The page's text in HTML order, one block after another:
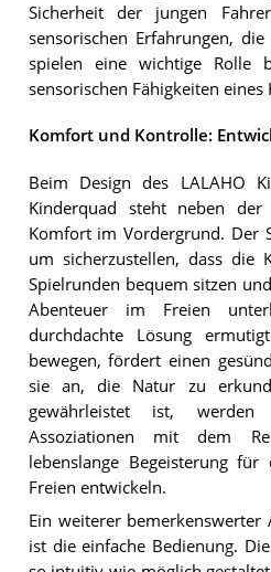
Sicherheit der jungen
sensorischen Erfahrungen,
spielen eine wichtige Rolle
sensorischen Fähigkeiten eines
Komfort und Kontrolle:
Beim Design des LALAHO
Kinderquad steht neben
Komfort im Vordergrund. Der
um sicherzustellen, dass die
Spielrunden bequem sitzen
Abenteuer im Freien
durchdachte Lösung
bewegen, fördert einen
sie an, die Natur zu
gewährleistet ist,
Assoziationen mit dem
lebenslange Begeisterung
Freien entwickeln.
Ein weiterer bemerkenswerter
ist die einfache Bedienung.